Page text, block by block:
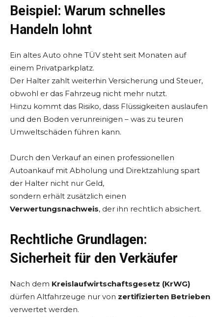
Beispiel: Warum schnelles
Handeln lohnt
Ein altes Auto ohne TÜV steht seit Monaten auf
einem Privatparkplatz.
Der Halter zahlt weiterhin Versicherung und Steuer,
obwohl er das Fahrzeug nicht mehr nutzt.
Hinzu kommt das Risiko, dass Flüssigkeiten auslaufen
und den Boden verunreinigen – was zu teuren
Umweltschäden führen kann.
Durch den Verkauf an einen professionellen
Autoankauf mit Abholung und Direktzahlung spart
der Halter nicht nur Geld,
sondern erhält zusätzlich einen
Verwertungsnachweis, der ihn rechtlich absichert.
Rechtliche Grundlagen:
Sicherheit für den Verkäufer
Nach dem Kreislaufwirtschaftsgesetz (KrWG)
dürfen Altfahrzeuge nur von zertifizierten Betrieben
verwertet werden.